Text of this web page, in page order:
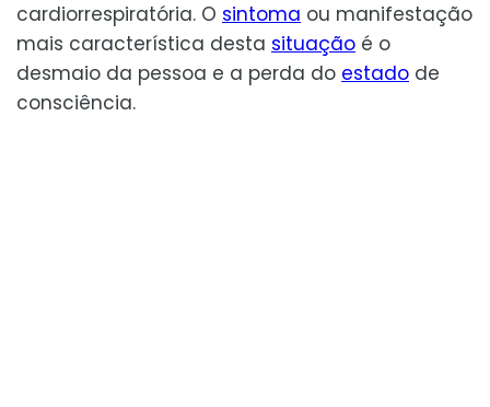
cardiorrespiratória. O sintoma ou manifestação
mais característica desta situação é o
desmaio da pessoa e a perda do estado de
consciência.